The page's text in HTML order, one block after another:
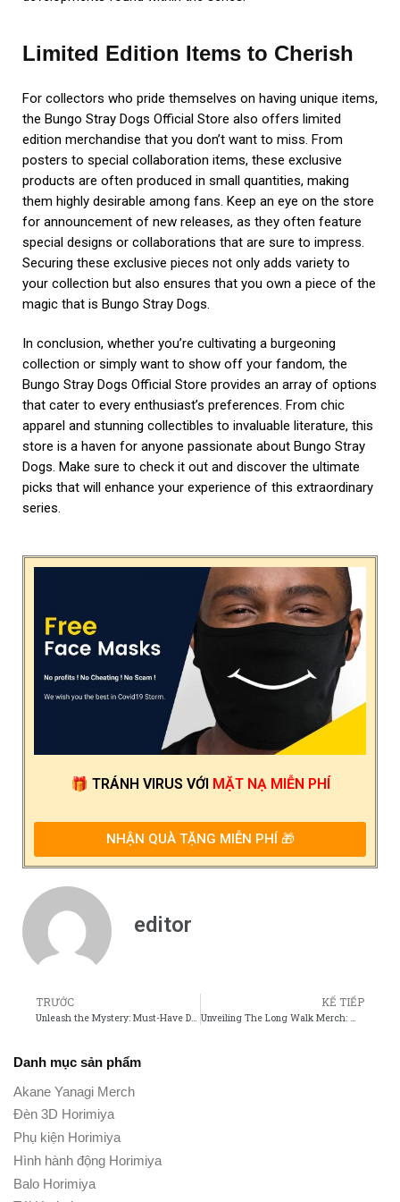
Limited Edition Items to Cherish
For collectors who pride themselves on having unique items,
the Bungo Stray Dogs Official Store also offers limited
edition merchandise that you don’t want to miss. From
posters to special collaboration items, these exclusive
products are often produced in small quantities, making
them highly desirable among fans. Keep an eye on the store
for announcement of new releases, as they often feature
special designs or collaborations that are sure to impress.
Securing these exclusive pieces not only adds variety to
your collection but also ensures that you own a piece of the
magic that is Bungo Stray Dogs.
In conclusion, whether you’re cultivating a burgeoning
collection or simply want to show off your fandom, the
Bungo Stray Dogs Official Store provides an array of options
that cater to every enthusiast’s preferences. From chic
apparel and stunning collectibles to invaluable literature, this
store is a haven for anyone passionate about Bungo Stray
Dogs. Make sure to check it out and discover the ultimate
picks that will enhance your experience of this extraordinary
series.
🎁 TRÁNH VIRUS VỚI MẶT NẠ MIỄN PHÍ
NHẬN QUÀ TẶNG MIỄN PHÍ 🎁
editor
TRƯỚC
Unleash the Mystery: Must-Have Detective Conan Movie Merch!
KẾ TIẾP
Unveiling The Long Walk Merch: Must-Have Items for Fans!
Danh mục sản phẩm
Akane Yanagi Merch
Đèn 3D Horimiya
Phụ kiện Horimiya
Hình hành động Horimiya
Balo Horimiya